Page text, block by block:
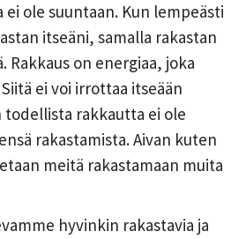
ole suuntaan. Kun lempeästi
itseäni, samalla rakastan
Rakkaus on energiaa, joka
ei voi irrottaa itseään
rakkautta ei ole
rakastamista. Aivan kuten
meitä rakastamaan muita
hyvinkin rakastavia ja